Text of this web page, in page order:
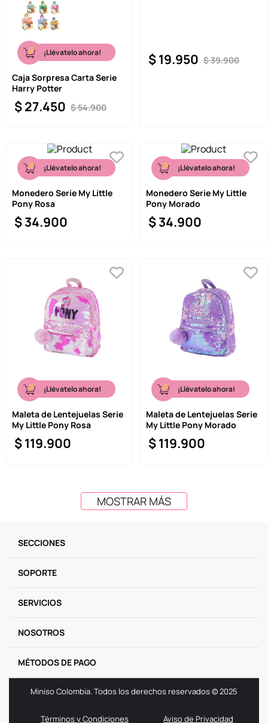
¡Llévatelo ahora!
Caja Sorpresa Carta Serie
Harry Potter
$54.900
$27.450
$39.900
$19.950
¡Llévatelo ahora!
Monedero Serie My Little
Pony Rosa
$34.900
¡Llévatelo ahora!
Monedero Serie My Little
Pony Morado
$34.900
¡Llévatelo ahora!
Maleta de Lentejuelas Serie
My Little Pony Rosa
$119.900
¡Llévatelo ahora!
Maleta de Lentejuelas Serie
My Little Pony Morado
$119.900
MOSTRAR MÁS
SECCIONES
SOPORTE
SERVICIOS
NOSOTROS
MÉTODOS DE PAGO
Miniso Colombia. Todos los derechos reservados © 2025
Términos y Condiciones Aviso de Privacidad